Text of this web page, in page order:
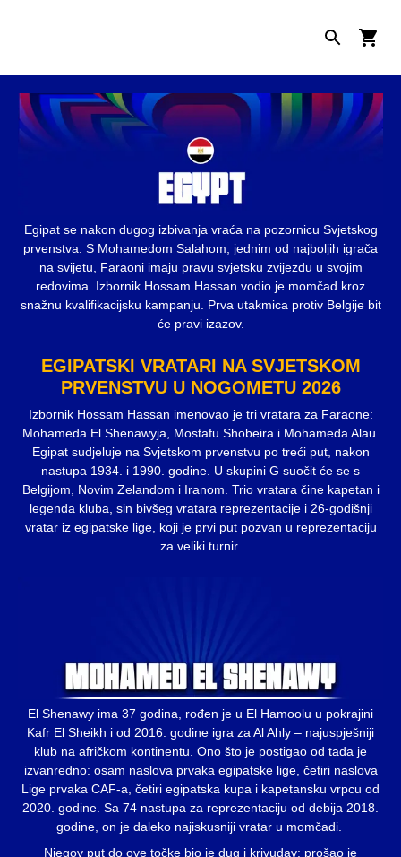
Egipat se nakon dugog izbivanja vraća na pozornicu Svjetskog
prvenstva. S Mohamedom Salahom, jednim od najboljih igrača
na svijetu, Faraoni imaju pravu svjetsku zvijezdu u svojim
redovima. Izbornik Hossam Hassan vodio je momčad kroz
snažnu kvalifikacijsku kampanju. Prva utakmica protiv Belgije bit
će pravi izazov.
EGIPATSKI VRATARI NA SVJETSKOM
PRVENSTVU U NOGOMETU 2026
Izbornik Hossam Hassan imenovao je tri vratara za Faraone:
Mohameda El Shenawyja, Mostafu Shobeira i Mohameda Alau.
Egipat sudjeluje na Svjetskom prvenstvu po treći put, nakon
nastupa 1934. i 1990. godine. U skupini G suočit će se s
Belgijom, Novim Zelandom i Iranom. Trio vratara čine kapetan i
legenda kluba, sin bivšeg vratara reprezentacije i 26-godišnji
vratar iz egipatske lige, koji je prvi put pozvan u reprezentaciju
za veliki turnir.
El Shenawy ima 37 godina, rođen je u El Hamoolu u pokrajini
Kafr El Sheikh i od 2016. godine igra za Al Ahly – najuspješniji
klub na afričkom kontinentu. Ono što je postigao od tada je
izvanredno: osam naslova prvaka egipatske lige, četiri naslova
Lige prvaka CAF-a, četiri egipatska kupa i kapetansku vrpcu od
2020. godine. Sa 74 nastupa za reprezentaciju od debija 2018.
godine, on je daleko najiskusniji vratar u momčadi.
Njegov put do ove točke bio je dug i krivudav: prošao je